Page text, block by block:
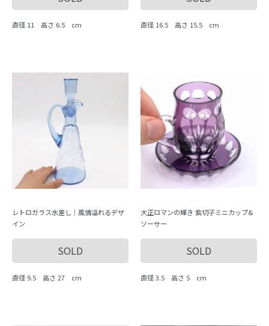
直径 11 高さ 6.5 cm 直径 16.5 高さ 15.5 cm
レトロガラス水差し｜風情溢れるデザ
イン
SOLD
直径 9.5 高さ 27 cm
大正ロマンの輝き 紫切子ミニカップ&
ソーサー
SOLD
直径 3.5 高さ 5 cm